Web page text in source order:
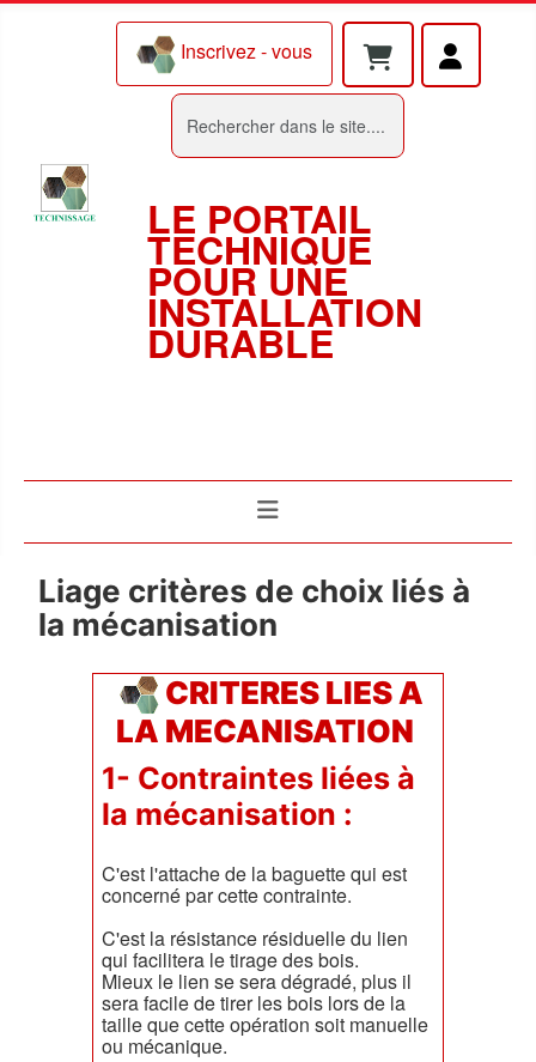
Inscrivez - vous
LE PORTAIL
TECHNIQUE
POUR UNE
INSTALLATION
DURABLE
Liage critères de choix liés à
la mécanisation
CRITERES LIES A
LA MECANISATION
1- Contraintes liées à
la mécanisation :
C'est l'attache de la baguette qui est
concerné par cette contrainte.
C'est la résistance résiduelle du lien
qui facilitera le tirage des bois.
Mieux le lien se sera dégradé, plus il
sera facile de tirer les bois lors de la
taille que cette opération soit manuelle
ou mécanique.